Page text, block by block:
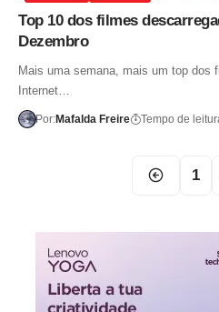
Top 10 dos filmes
Dezembro
Mais uma semana, mais um top dos
Internet…
Por:Mafalda Freire Tempo de
1